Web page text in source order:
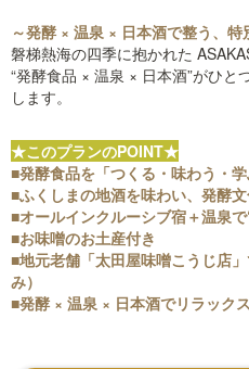
～発酵 × 温泉 × 日本酒で整う、特
磐梯熱海の四季に抱かれた
“発酵食品 × 温泉 × 日本酒”がひと
します。
★このプランのPOINT★
■発酵食品を「つくる・味わう・
■ふくしまの地酒を味わい、発酵
■オールインクルーシブ宿＋温泉
■お味噌のお土産付き
■地元老舗「太田屋味噌こうじ店
み）
■発酵 × 温泉 × 日本酒でリラック